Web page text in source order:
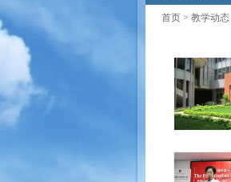
首页 > 教学动态